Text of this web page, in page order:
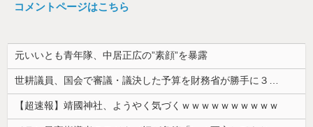
コメントページはこちら
元いいとも青年隊、中居正広の”素顔”を暴露
世耕議員、国会で審議・議決した予算を財務省が勝手に３兆円動かしていると指摘・問題視
【超速報】靖國神社、ようやく気づくｗｗｗｗｗｗｗｗｗｗ